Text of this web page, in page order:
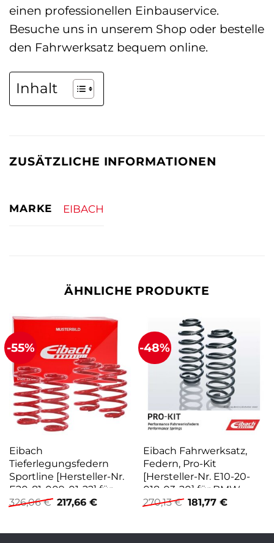
einen professionellen Einbauservice.
Besuche uns in unserem Shop oder bestelle
den Fahrwerksatz bequem online.
Inhalt
ZUSÄTZLICHE INFORMATIONEN
MARKE EIBACH
ÄHNLICHE PRODUKTE
-55%
Eibach
Tieferlegungsfedern
Sportline [Hersteller-Nr.
E20-81-009-01-22] für
Seat
326,06€ Ursprünglicher
Preis
326,06 €
217,66 €Aktueller
217,66 €.
-48%
Eibach Fahrwerksatz,
Federn, Pro-Kit
[Hersteller-Nr. E10-20-
018-03-20] für BMW
270,13€ Ursprünglicher
Preis
270,13 €
181,77 €Aktueller
181,77 €.